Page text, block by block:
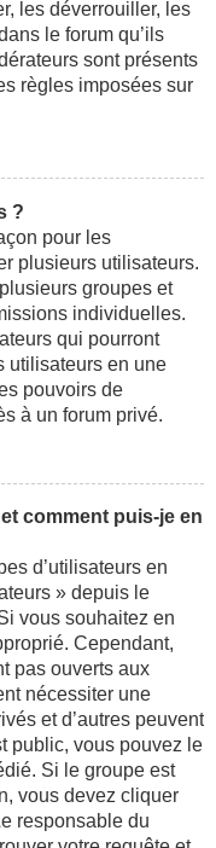
les déverrouiller, les
le forum qu’ils
sont présents
règles imposées sur
?
pour les
plusieurs utilisateurs.
groupes et
individuelles.
qui pourront
utilisateurs en une
pouvoirs de
à un forum privé.
comment puis-je en
d’utilisateurs en
» depuis le
vous souhaitez en
Cependant,
pas ouverts aux
nécessiter une
et d’autres peuvent
public, vous pouvez le
Si le groupe est
vous devez cliquer
responsable du